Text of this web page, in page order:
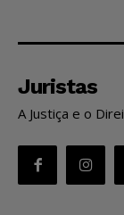
Juristas
A Justiça e o